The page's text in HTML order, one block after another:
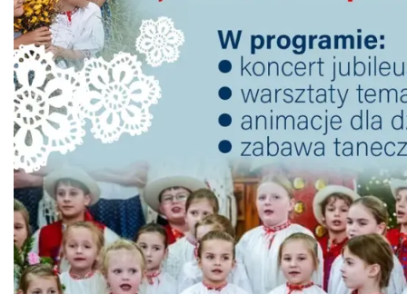
Istebna
2026-08-15
2.29 km
Dni Koronki Koniakowskiej
Koniaków
2026-08-13
4.00 km